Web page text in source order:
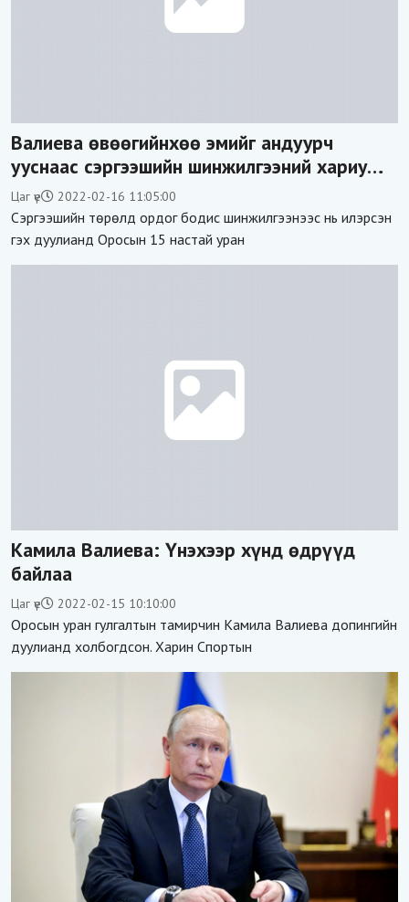
Валиева өвөөгийнхөө эмийг андуурч
ууснаас сэргээшийн шинжилгээний хариу
эерэг гарсан гэж өмгөөлөгчид нь
тайлбарлажээ
Цаг үе 2022-02-16 11:05:00
Сэргээшийн төрөлд ордог бодис шинжилгээнээс нь илэрсэн
гэх дуулианд Оросын 15 настай уран
Камила Валиева: Үнэхээр хүнд өдрүүд
байлаа
Цаг үе 2022-02-15 10:10:00
Оросын уран гулгалтын тамирчин Камила Валиева допингийн
дуулианд холбогдсон. Харин Спортын